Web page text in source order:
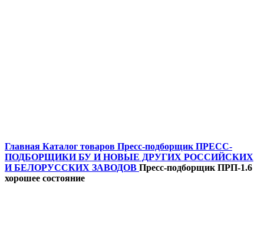
Главная Каталог товаров Пресс-подборщик ПРЕСС-
ПОДБОРЩИКИ БУ И НОВЫЕ ДРУГИХ РОССИЙСКИХ
И БЕЛОРУССКИХ ЗАВОДОВ Пресс-подборщик ПРП-1.6
хорошее состояние